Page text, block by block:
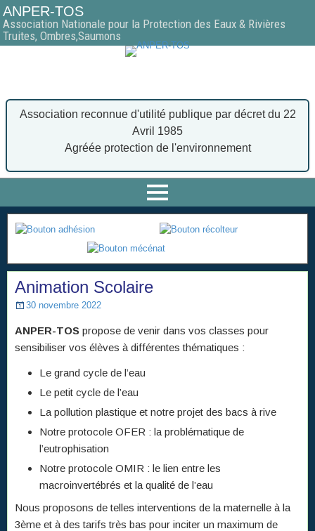
ANPER-TOS
Association Nationale pour la Protection des Eaux & Rivières
Truites, Ombres,Saumons
Association reconnue d'utilité publique par décret du 22
Avril 1985
Agréée protection de l'environnement
Animation Scolaire
30 novembre 2022
ANPER-TOS propose de venir dans vos classes pour
sensibiliser vos élèves à différentes thématiques :
Le grand cycle de l’eau
Le petit cycle de l’eau
La pollution plastique et notre projet des bacs à rive
Notre protocole OFER : la problématique de
l’eutrophisation
Notre protocole OMIR : le lien entre les
macroinvertébrés et la qualité de l’eau
Nous proposons de telles interventions de la maternelle à la
3ème et à des tarifs très bas pour inciter un maximum de